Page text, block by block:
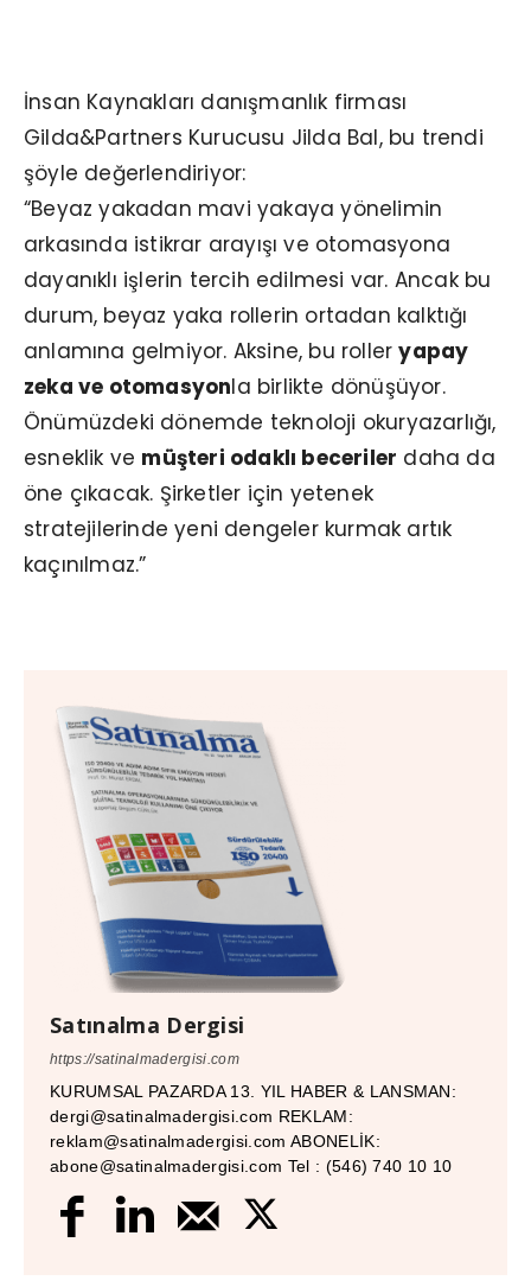
İnsan Kaynakları danışmanlık firması
Gilda&Partners Kurucusu Jilda Bal, bu trendi
şöyle değerlendiriyor:
“Beyaz yakadan mavi yakaya yönelimin
arkasında istikrar arayışı ve otomasyona
dayanıklı işlerin tercih edilmesi var. Ancak bu
durum, beyaz yaka rollerin ortadan kalktığı
anlamına gelmiyor. Aksine, bu rolleryapay
zeka ve otomasyonla birlikte dönüşüyor.
Önümüzdeki dönemde teknoloji okuryazarlığı,
esneklik ve müşteri odaklı beceriler daha da
öne çıkacak. Şirketler için yetenek
stratejilerinde yeni dengeler kurmak artık
kaçınılmaz.”
Satınalma Dergisi
https://satinalmadergisi.com
KURUMSAL PAZARDA 13. YIL HABER & LANSMAN:
dergi@satinalmadergisi.com REKLAM:
reklam@satinalmadergisi.com ABONELİK:
abone@satinalmadergisi.com Tel : (546) 740 10 10